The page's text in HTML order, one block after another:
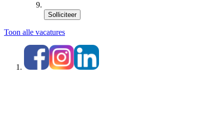
Solliciteer
Toon alle vacatures